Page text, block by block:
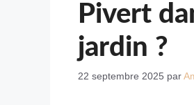
Pivert
jardin ?
22 septembre 2025 par